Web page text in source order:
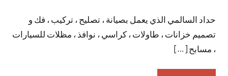
تعليقات
حداد السالمي الذي يعمل بصيانة ، تصليح ، تركيب ، فك و
تصميم خزانات ، طاولات ، كراسي ، نوافذ ، مظلات للسيارات
، مسابح […]